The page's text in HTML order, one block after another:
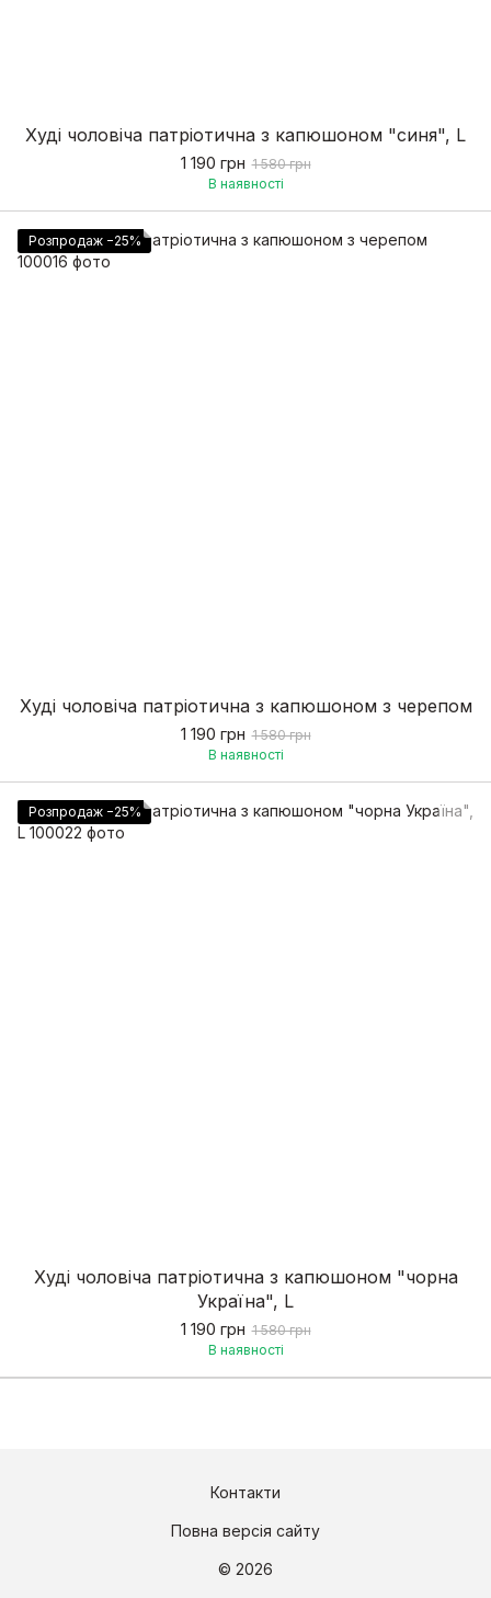
Худі чоловіча патріотична з капюшоном "синя", L
1 190 грн 1 580 грн
В наявності
Розпродаж −25%
Худі чоловіча патріотична з капюшоном з черепом
1 190 грн 1 580 грн
В наявності
Розпродаж −25%
Худі чоловіча патріотична з капюшоном "чорна
Україна", L
1 190 грн 1 580 грн
В наявності
Контакти
Повна версія сайту
© 2026